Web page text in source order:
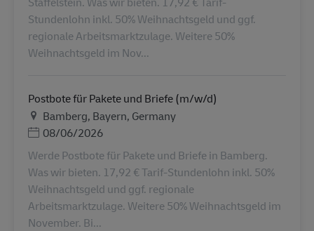
Stundenlohn inkl. 50% Weihnachtsgeld und ggf.
regionale Arbeitsmarktzulage. Weitere 50%
Weihnachtsgeld im Nov...
Postbote für Pakete und Briefe (m/w/d)
Местоположение
Bamberg, Bayern, Germany
Дата публикации
08/06/2026
Werde Postbote für Pakete und Briefe in Bamberg.
Was wir bieten. 17,92 € Tarif-Stundenlohn inkl. 50%
Weihnachtsgeld und ggf. regionale
Arbeitsmarktzulage. Weitere 50% Weihnachtsgeld im
November. Bi...